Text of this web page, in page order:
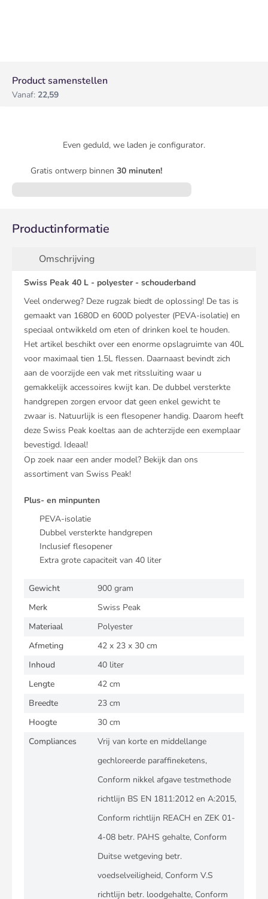
Product samenstellen
Vanaf: 22,59
Even geduld, we laden je configurator.
Gratis ontwerp binnen 30 minuten!
Productinformatie
Omschrijving
Swiss Peak 40 L - polyester - schouderband
Veel onderweg? Deze rugzak biedt de oplossing! De tas is
gemaakt van 1680D en 600D polyester (PEVA-isolatie) en
speciaal ontwikkeld om eten of drinken koel te houden.
Het artikel beschikt over een enorme opslagruimte van 40L
voor maximaal tien 1.5L flessen. Daarnaast bevindt zich
aan de voorzijde een vak met ritssluiting waar u
gemakkelijk accessoires kwijt kan. De dubbel versterkte
handgrepen zorgen ervoor dat geen enkel gewicht te
zwaar is. Natuurlijk is een flesopener handig. Daarom heeft
deze Swiss Peak koeltas aan de achterzijde een exemplaar
bevestigd. Ideaal!
Op zoek naar een ander model? Bekijk dan ons
assortiment van Swiss Peak!
Plus- en minpunten
PEVA-isolatie
Dubbel versterkte handgrepen
Inclusief flesopener
Extra grote capaciteit van 40 liter
Gewicht
900 gram
Merk
Swiss Peak
Materiaal
Polyester
Afmeting
42 x 23 x 30 cm
Inhoud
40 liter
Lengte
42 cm
Breedte
23 cm
Hoogte
30 cm
Compliances
Vrij van korte en middellange
gechloreerde paraffineketens,
Conform nikkel afgave testmethode
richtlijn BS EN 1811:2012 en A:2015,
Conform richtlijn REACH en ZEK 01-
4-08 betr. PAHS gehalte, Conform
Duitse wetgeving betr.
voedselveiligheid, Conform V.S
richtlijn betr. loodgehalte, Conform